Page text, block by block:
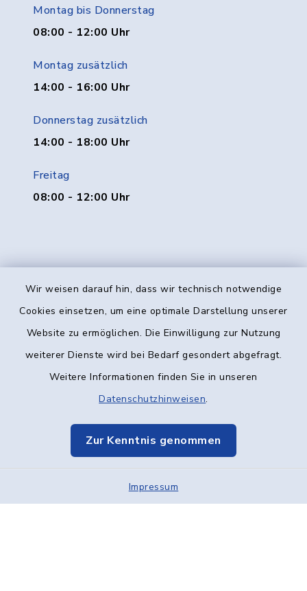
Wir weisen darauf hin, dass wir technisch notwendige
Cookies einsetzen, um eine optimale Darstellung unserer
Website zu ermöglichen. Die Einwilligung zur Nutzung
weiterer Dienste wird bei Bedarf gesondert abgefragt.
Weitere Informationen finden Sie in unseren
Datenschutzhinweisen.
Zur Kenntnis genommen
Impressum
Montag bis Donnerstag
08:00 - 12:00 Uhr
Montag zusätzlich
14:00 - 16:00 Uhr
Donnerstag zusätzlich
14:00 - 18:00 Uhr
Freitag
08:00 - 12:00 Uhr
Kontakt
Datenschutz
Elektronische Kommunikation
Sitemap